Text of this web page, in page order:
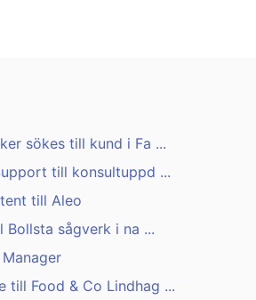
sökes till kund i Fa ...
till konsultuppd ...
till Aleo
Bollsta sågverk i na ...
till Food & Co Lindhag ...